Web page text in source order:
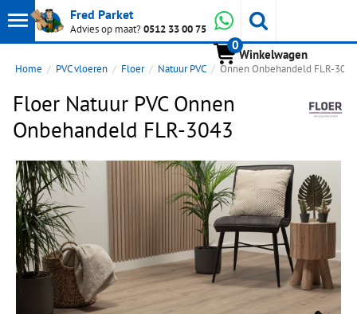
Toon
hoofdmenu
Fred Parket
Advies op maat?0512 33 00 75 Whatsapp
0
Winkelwagen
Home PVC vloeren Floer Natuur PVC Onnen Onbehandeld FLR-3043
Floer Natuur PVC Onnen
Onbehandeld FLR-3043